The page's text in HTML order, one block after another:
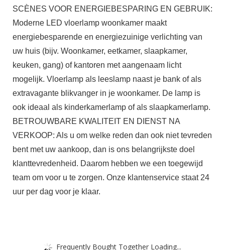
SCÈNES VOOR ENERGIEBESPARING EN GEBRUIK:
Moderne LED vloerlamp woonkamer maakt
energiebesparende en energiezuinige verlichting van
uw huis (bijv. Woonkamer, eetkamer, slaapkamer,
keuken, gang) of kantoren met aangenaam licht
mogelijk. Vloerlamp als leeslamp naast je bank of als
extravagante blikvanger in je woonkamer. De lamp is
ook ideaal als kinderkamerlamp of als slaapkamerlamp.
BETROUWBARE KWALITEIT EN DIENST NA
VERKOOP: Als u om welke reden dan ook niet tevreden
bent met uw aankoop, dan is ons belangrijkste doel
klanttevredenheid. Daarom hebben we een toegewijd
team om voor u te zorgen. Onze klantenservice staat 24
uur per dag voor je klaar.
Frequently Bought Together Loading...